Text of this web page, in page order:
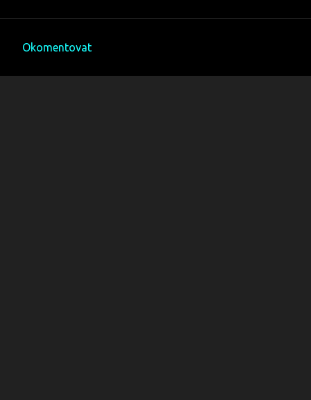
Okomentovat